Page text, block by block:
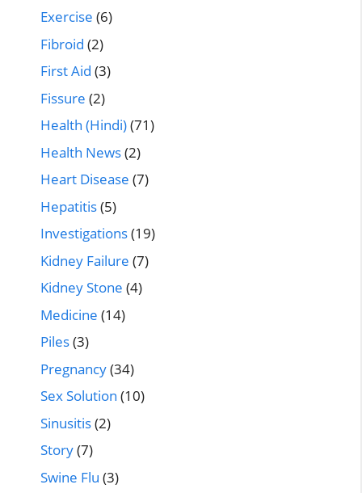
Exercise (6)
Fibroid (2)
First Aid (3)
Fissure (2)
Health (Hindi)(71)
Health News(2)
Heart Disease (7)
Hepatitis(5)
Investigations(19)
Kidney Failure (7)
Kidney Stone (4)
Medicine (14)
Piles(3)
Pregnancy(34)
Sex Solution (10)
Sinusitis(2)
Story(7)
Swine Flu (3)